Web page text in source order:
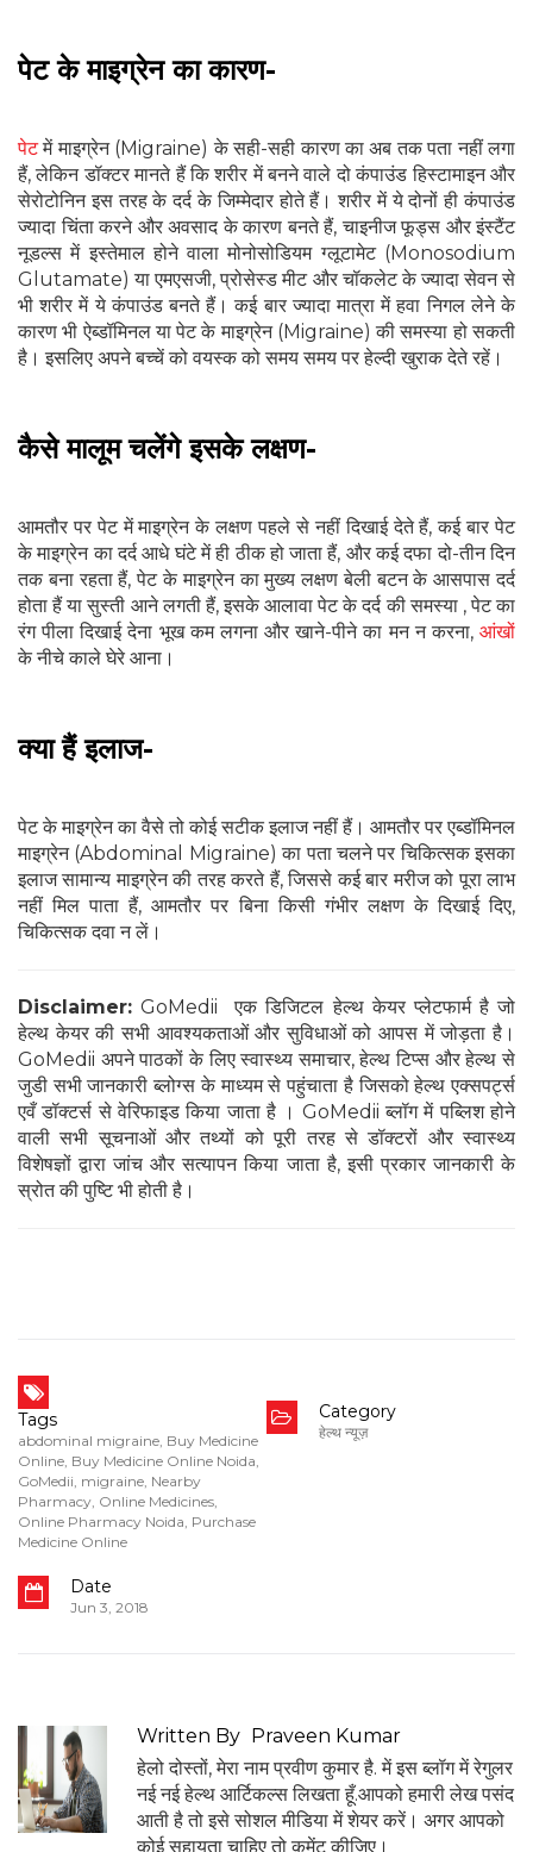
पेट के माइग्रेन का कारण-
पेटमें माइग्रेन (Migraine) के सही-सही कारण का अब तक पता नहीं लगा
हैं, लेकिन डॉक्टर मानते हैं कि शरीर में बनने वाले दो कंपाउंड हिस्टामाइन और
सेरोटोनिन इस तरह के दर्द के जिम्मेदार होते हैं। शरीर में ये दोनों ही कंपाउंड
ज्यादा चिंता करने और अवसाद के कारण बनते हैं, चाइनीज फूड्स और इंस्टैंट
नूडल्स में इस्तेमाल होने वाला मोनोसोडियम ग्लूटामेट (Monosodium
Glutamate) या एमएसजी, प्रोसेस्ड मीट और चॉकलेट के ज्यादा सेवन से
भी शरीर में ये कंपाउंड बनते हैं। कई बार ज्यादा मात्रा में हवा निगल लेने के
कारण भी ऐब्डॉमिनल या पेट के माइग्रेन (Migraine) की समस्या हो सकती
है। इसलिए अपने बच्‍चें को वयस्‍क को समय समय पर हेल्‍दी खुराक देते रहें।
कैसे मालूम चलेंगे इसके लक्षण-
आमतौर पर पेट में माइग्रेन के लक्षण पहले से नहीं दिखाई देते हैं, कई बार पेट
के माइग्रेन का दर्द आधे घंटे में ही ठीक हो जाता हैं, और कई दफा दो-तीन दिन
तक बना रहता हैं, पेट के माइग्रेन का मुख्य लक्षण बेली बटन के आसपास दर्द
होता हैं या सुस्ती आने लगती हैं, इसके आलावा पेट के दर्द की समस्या , पेट का
रंग पीला दिखाई देना भूख कम लगना और खाने-पीने का मन न करना, आंखों
के नीचे काले घेरे आना।
क्या हैं इलाज-
पेट के माइग्रेन का वैसे तो कोई सटीक इलाज नहीं हैं। आमतौर पर एब्डॉमिनल
माइग्रेन (Abdominal Migraine) का पता चलने पर चिकित्सक इसका
इलाज सामान्य माइग्रेन की तरह करते हैं, जिससे कई बार मरीज को पूरा लाभ
नहीं मिल पाता हैं, आमतौर पर बिना किसी गंभीर लक्षण के दिखाई दिए,
चिकित्सक दवा न लें।
Disclaimer: GoMedii एक डिजिटल हेल्थ केयर प्लेटफार्म है जो
हेल्थ केयर की सभी आवश्यकताओं और सुविधाओं को आपस में जोड़ता है।
GoMedii अपने पाठकों के लिए स्वास्थ्य समाचार, हेल्थ टिप्स और हेल्थ से
जुडी सभी जानकारी ब्लोग्स के माध्यम से पहुंचाता है जिसको हेल्थ एक्सपर्ट्स
एवँ डॉक्टर्स से वेरिफाइड किया जाता है । GoMedii ब्लॉग में पब्लिश होने
वाली सभी सूचनाओं और तथ्यों को पूरी तरह से डॉक्टरों और स्वास्थ्य
विशेषज्ञों द्वारा जांच और सत्यापन किया जाता है, इसी प्रकार जानकारी के
स्रोत की पुष्टि भी होती है।
Tags
abdominal migraine Buy Medicine
Online Buy Medicine Online Noida
GoMedii migraine Nearby
Pharmacy Online Medicines
Online Pharmacy Noida Purchase
Medicine Online
Category
हेल्थ न्यूज़
Date
Jun 3, 2018
Written By Praveen Kumar
हेलो दोस्तों, मेरा नाम प्रवीण कुमार है. में इस ब्लॉग में रेगुलर
नई नई हेल्थ आर्टिकल्स लिखता हूँ.आपको हमारी लेख पसंद
आती है तो इसे सोशल मीडिया में शेयर करें। अगर आपको
कोई सहायता चाहिए तो कमेंट कीजिए।